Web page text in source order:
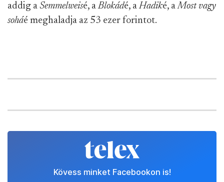
addig a Semmelweisé, aBlokádé, aHadiké, aMost vagy
soháé meghaladja az 53 ezer forintot.
Kövess minket Facebookon is!